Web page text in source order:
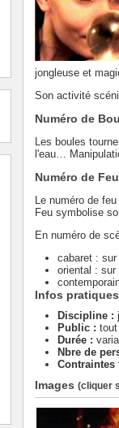
jongleuse et
Son activité
Numéro de
Les boules
l'eau…
Numéro de Feu
Le numéro de
Feu symbolise
En numéro de
cabaret : sur
oriental : sur
Infos pratiques
Discipline :
Public :
Durée :
Nbre de
Contraintes
Images (cliquer